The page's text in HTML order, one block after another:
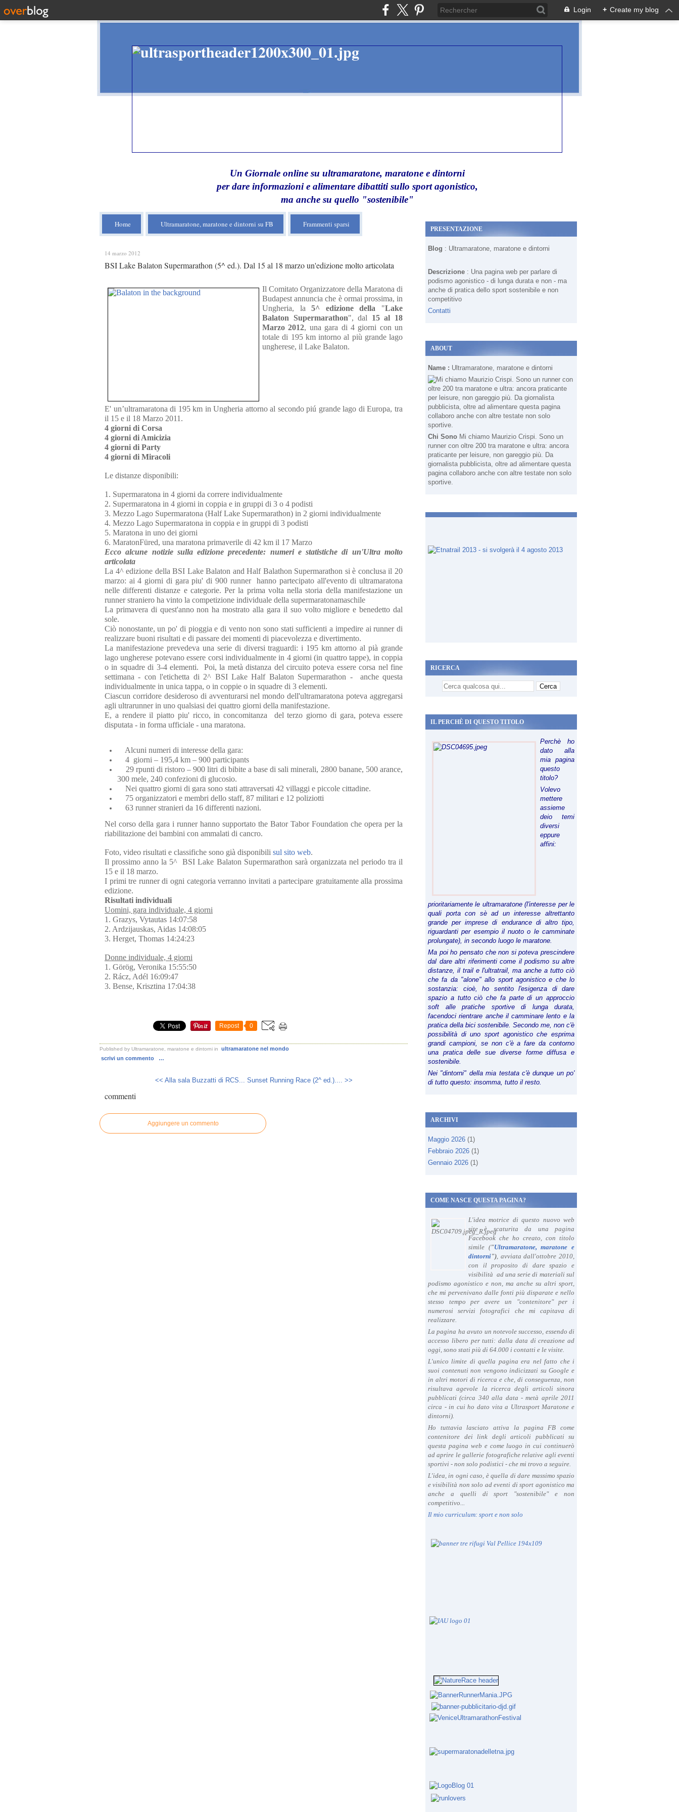
Login + Create my blog
Un Giornale online su ultramaratone, maratone e dintorni
per dare informazioni e alimentare dibattiti sullo sport agonistico,
ma anche su quello "sostenibile"
Home Ultramaratone, maratone e dintorni su FB Frammenti sparsi
14 marzo 2012
BSI Lake Balaton Supermarathon (5^ ed.). Dal 15 al 18 marzo un'edizione molto articolata
Il Comitato Organizzatore della Maratona di
Budapest annuncia che è ormai prossima, in
Ungheria, la5^ edizione della "Lake
Balaton Supermarathon", dal 15 al 18
Marzo 2012, una gara di 4 giorni con un
totale di 195 km intorno al più grande lago
ungherese, il Lake Balaton.
E' un’ultramaratona di 195 km in Ungheria attorno al secondo piú grande lago di Europa, tra
il 15 e il 18 Marzo 2011.
4 giorni di Corsa
4 giorni di Amicizia
4 giorni di Party
4 giorni di Miracoli
Le distanze disponibili:
1. Supermaratona in 4 giorni da correre individualmente
2. Supermaratona in 4 giorni in coppia e in gruppi di 3 o 4 podisti
3. Mezzo Lago Supermaratona (Half Lake Supermarathon) in 2 giorni individualmente
4. Mezzo Lago Supermaratona in coppia e in gruppi di 3 podisti
5. Maratona in uno dei giorni
6. MaratonFüred, una maratona primaverile di 42 km il 17 Marzo
Ecco alcune notizie sulla edizione precedente: numeri e statistiche di un'Ultra molto
articolata
La 4^ edizione della BSI Lake Balaton and Half Balathon Supermarathon si è conclusa il 20
marzo: ai 4 giorni di gara piu' di 900 runner hanno partecipato all'evento di ultramaratona
nelle differenti distanze e categorie. Per la prima volta nella storia della manifestazione un
runner straniero ha vinto la competizione individuale della supermaratonamaschile
La primavera di quest'anno non ha mostrato alla gara il suo volto migliore e benedetto dal
sole.
Ciò nonostante, un po' di pioggia e di vento non sono stati sufficienti a impedire ai runner di
realizzare buoni risultati e di passare dei momenti di piacevolezza e divertimento.
La manifestazione prevedeva una serie di diversi traguardi: i 195 km attorno al pià grande
lago ungherese potevano essere corsi individualmente in 4 giorni (in quattro tappe), in coppia
o in squadre di 3-4 elementi. Poi, la metà distanza del circuito poteva essere corsa nel fine
settimana - con l'etichetta di 2^ BSI Lake Half Balaton Supermarathon - anche questa
individualmente in unica tappa, o in coppie o in squadre di 3 elementi.
Ciascun corridore desideroso di avventurarsi nel mondo dell'ultramaratona poteva aggregarsi
agli ultrarunner in uno qualsiasi dei quattro giorni della manifestazione.
E, a rendere il piatto piu' ricco, in concomitanza del terzo giorno di gara, poteva essere
disputata - in forma ufficiale - una maratona.
Alcuni numeri di interesse della gara:
4 giorni – 195,4 km – 900 participants
29 rpunti di ristoro – 900 litri di bibite a base di sali minerali, 2800 banane, 500 arance,
300 mele, 240 confezioni di glucosio.
Nei quattro giorni di gara sono stati attraversati 42 villaggi e piccole cittadine.
75 organizzatori e membri dello staff, 87 militari e 12 poliziotti
63 runner stranieri da 16 differenti nazioni.
Nel corso della gara i runner hanno supportato the Bator Tabor Foundation che opera per la
riabilitazione dei bambini con ammalati di cancro.
Foto, video risultati e classifiche sono già disponibili sul sito web.
Il prossimo anno la 5^ BSI Lake Balaton Supermarathon sarà organizzata nel periodo tra il
15 e il 18 marzo.
I primi tre runner di ogni categoria verranno invitati a partecipare gratuitamente alla prossima
edizione.
Risultati individuali
Uomini, gara individuale, 4 giorni
1. Grazys, Vytautas 14:07:58
2. Ardzijauskas, Aidas 14:08:05
3. Herget, Thomas 14:24:23
Donne individuale, 4 giorni
1. Görög, Veronika 15:55:50
2. Rácz, Adél 16:09:47
3. Bense, Krisztina 17:04:38
Repost 0
Published by Ultramaratone, maratone e dintorni in
ultramaratone nel mondo
scrivi un commento
…
<< Alla sala Buzzatti di RCS... Sunset Running Race (2^ ed.).... >>
commenti
Aggiungere un commento
PRESENTAZIONE
Blog : Ultramaratone, maratone e dintorni
Descrizione : Una pagina web per parlare di
podismo agonistico - di lunga durata e non - ma
anche di pratica dello sport sostenibile e non
competitivo
Contatti
ABOUT
Name : Ultramaratone, maratone e dintorni
Chi Sono Mi chiamo Maurizio Crispi. Sono un
runner con oltre 200 tra maratone e ultra: ancora
praticante per leisure, non gareggio più. Da
giornalista pubblicista, oltre ad alimentare questa
pagina collaboro anche con altre testate non solo
sportive.
RICERCA
IL PERCHÈ DI QUESTO TITOLO
Perchè ho
dato alla
mia pagina
questo
titolo?
Volevo
mettere
assieme
deio temi
diversi
eppure
affini:
prioritariamente le ultramaratone (l'interesse per le
quali porta con sè ad un interesse altrettanto
grande per imprese di endurance di altro tipo,
riguardanti per esempio il nuoto o le camminate
prolungate), in secondo luogo le maratone.
Ma poi ho pensato che non si poteva prescindere
dal dare altri riferimenti come il podismo su altre
distanze, il trail e l'ultratrail, ma anche a tutto ciò
che fa da "alone" allo sport agonistico e che lo
sostanzia: cioè, ho sentito l'esigenza di dare
spazio a tutto ciò che fa parte di un approccio
soft alle pratiche sportive di lunga durata,
facendoci rientrare anche il camminare lento e la
pratica della bici sostenibile. Secondo me, non c'è
possibilità di uno sport agonistico che esprima
grandi campioni, se non c'è a fare da contorno
una pratica delle sue diverse forme diffusa e
sostenibile.
Nei "dintorni" della mia testata c'è dunque un po'
di tutto questo: insomma, tutto il resto.
ARCHIVI
Maggio 2026 (1)
Febbraio 2026 (1)
Gennaio 2026 (1)
COME NASCE QUESTA PAGINA?
L'idea motrice di questo nuovo web
site è scaturita da una pagina
Facebook che ho creato, con titolo
simile ("Ultramaratone, maratone e
dintorni"), avviata dall'ottobre 2010,
con il proposito di dare spazio e
visibilità ad una serie di materiali sul
podismo agonistico e non, ma anche su altri sport,
che mi pervenivano dalle fonti più disparate e nello
stesso tempo per avere un "contenitore" per i
numerosi servizi fotografici che mi capitava di
realizzare.
La pagina ha avuto un notevole successo, essendo di
accesso libero per tutti: dalla data di creazione ad
oggi, sono stati più di 64.000 i contatti e le visite.
L'unico limite di quella pagina era nel fatto che i
suoi contenuti non vengono indicizzati su Google e
in altri motori di ricerca e che, di conseguenza, non
risultava agevole la ricerca degli articoli sinora
pubblicati (circa 340 alla data - metà aprile 2011
circa - in cui ho dato vita a Ultrasport Maratone e
dintorni).
Ho tuttavia lasciato attiva la pagina FB come
contenitore dei link degli articoli pubblicati su
questa pagina web e come luogo in cui continuerò
ad aprire le gallerie fotografiche relative agli eventi
sportivi - non solo podistici - che mi trovo a seguire.
L'idea, in ogni caso, è quella di dare massimo spazio
e visibilità non solo ad eventi di sport agonistico ma
anche a quelli di sport "sostenibile" e non
competitivo...
Il mio curriculum: sport e non solo